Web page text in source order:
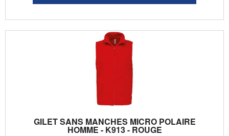
GILET SANS MANCHES MICRO POLAIRE
HOMME - K913 - ROUGE